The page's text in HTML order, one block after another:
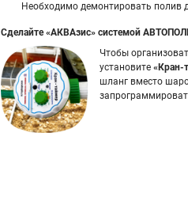
Необходимо демонтировать полив
Сделайте «АКВАзис» системой
Чтобы
установите «Кран-
шланг вместо